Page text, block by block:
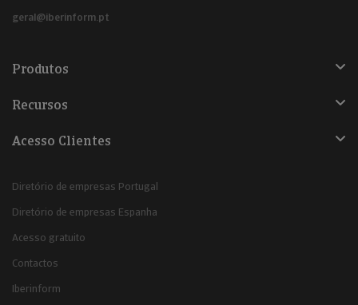
geral@iberinform.pt
Produtos
Recursos
Acesso Clientes
Diretório de empresas Portugal
Diretório de empresas Espanha
Acesso gratuito
Contactos
Iberinform